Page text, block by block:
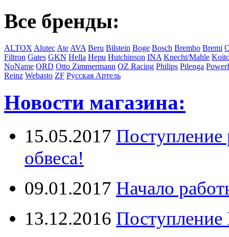
Все бренды:
ALTOX Alutec Ate AVA Beru Bilstein Boge Bosch Brembo Bremi
Filtron Gates GKN Hella Hepu Hutchinson INA Knecht/Mahle
NoName ORD Otto Zimmermann OZ Racing Philips Pilenga
Reinz Webasto ZF Русская Артель
Новости магазина:
15.05.2017 Поступление
обвеса!
09.01.2017 Начало
13.12.2016 Поступление